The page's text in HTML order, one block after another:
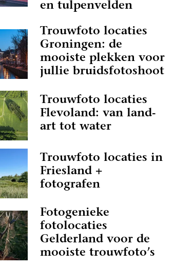
en tulpenvelden
Trouwfoto locaties
Groningen: de
mooiste plekken voor
jullie bruidsfotoshoot
Trouwfoto locaties
Flevoland: van land-
art tot water
Trouwfoto locaties in
Friesland +
fotografen
Fotogenieke
fotolocaties
Gelderland voor de
mooiste trouwfoto’s